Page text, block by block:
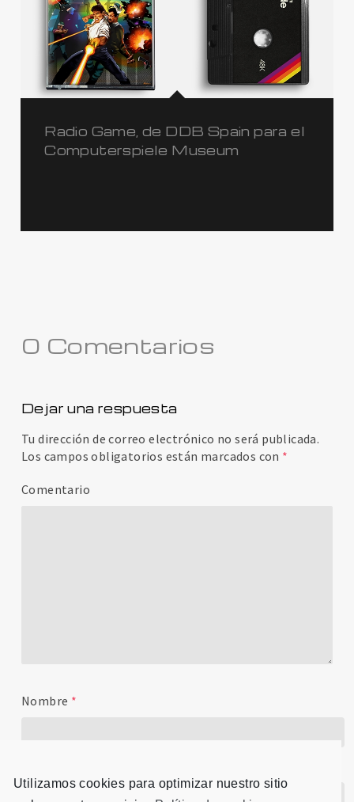
Radio Game, de DDB Spain para el
Computerspiele Museum
0 Comentarios
Dejar una respuesta
Tu dirección de correo electrónico no será publicada.
Los campos obligatorios están marcados con *
Comentario
Nombre *
Utilizamos cookies para optimizar nuestro sitio